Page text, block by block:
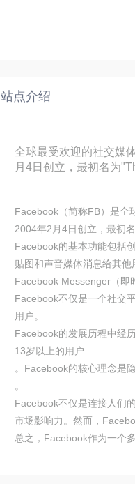
站点介绍
全球最受欢迎的社交媒
月4日创立，最初名为
Facebook（简称FB）是全
2004年2月4日创立，最初
Facebook的基本功能包括
贴图和声音媒体消息给其
Facebook Messenger（即
Facebook不仅是一个社交
用户。
Facebook的发展历程中经
13岁以上的用户
。Facebook的核心理念是
。
Facebook不仅是连接人们
市场影响力。然而，
总之，Facebook作为一个